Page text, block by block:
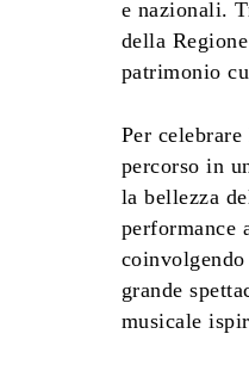
e nazionali.
della
patrimonio
Per
percorso in
la bellezza
performance
grande
musicale